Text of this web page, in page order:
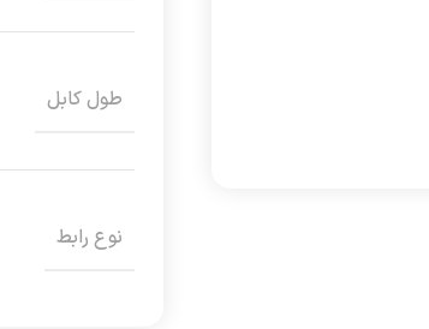
طول کابل
نوع رابط